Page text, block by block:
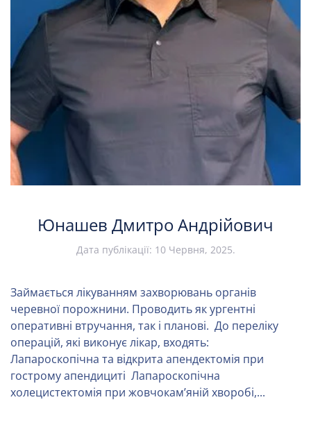
Юнашев Дмитро Андрійович
Дата публікації: 10 Червня, 2025.
Займається лікуванням захворювань органів
черевної порожнини. Проводить як ургентні
оперативні втручання, так і планові. До переліку
операцій, які виконує лікар, входять:
Лапароскопічна та відкрита апендектомія при
гострому апендициті Лапароскопічна
холецистектомія при жовчокамʼяній хворобі,...